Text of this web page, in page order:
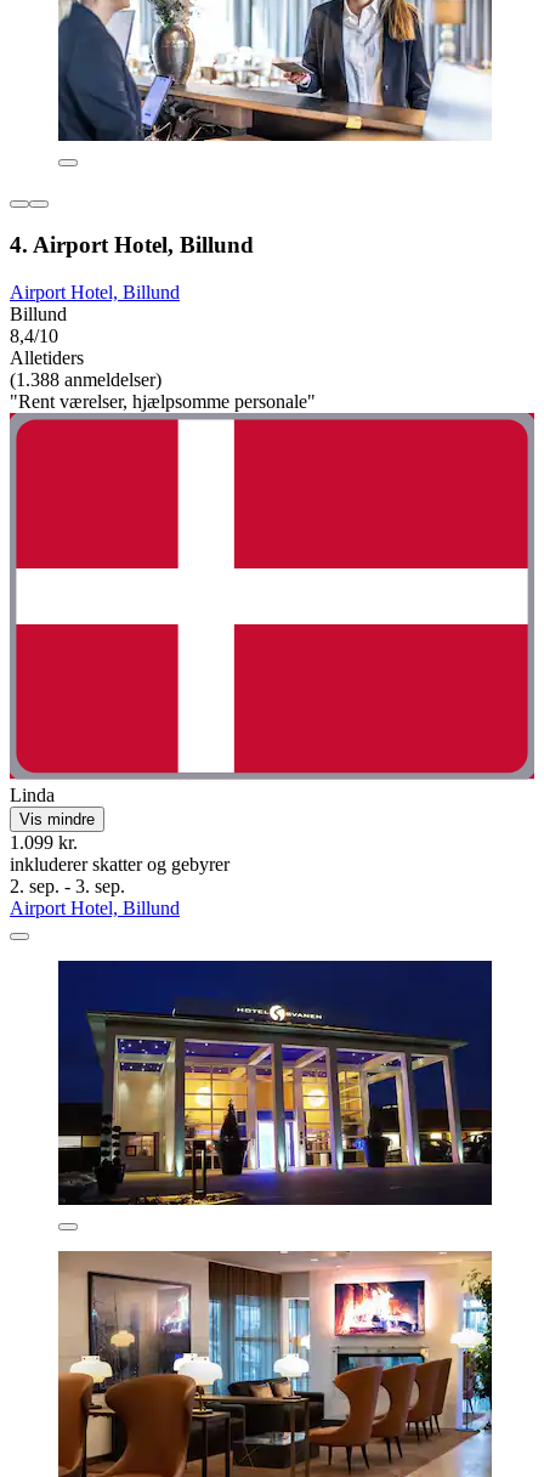
4. Airport Hotel, Billund
Airport Hotel, Billund
Billund
8,4/10
Alletiders
(1.388 anmeldelser)
"Rent værelser, hjælpsomme personale"
Linda
Vis mindre
1.099 kr.
inkluderer skatter og gebyrer
2. sep. - 3. sep.
Airport Hotel, Billund